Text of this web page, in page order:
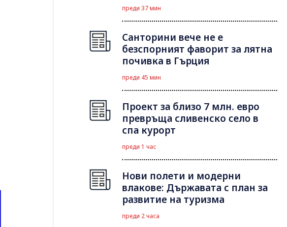
преди 37 мин
Санторини вече не е
безспорният фаворит за лятна
почивка в Гърция
преди 45 мин
Проект за близо 7 млн. евро
превръща сливенско село в
спа курорт
преди 1 час
Нови полети и модерни
влакове: Държавата с план за
развитие на туризма
преди 2 часа